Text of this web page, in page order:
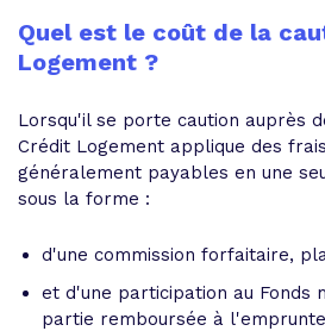
Quel est le coût de la
Logement ?
Lorsqu'il se porte caution auprès
Crédit Logement applique des
généralement payables en une
sous la forme :
d'une commission forfaitaire,
et d'une participation au Fonds
partie remboursée à